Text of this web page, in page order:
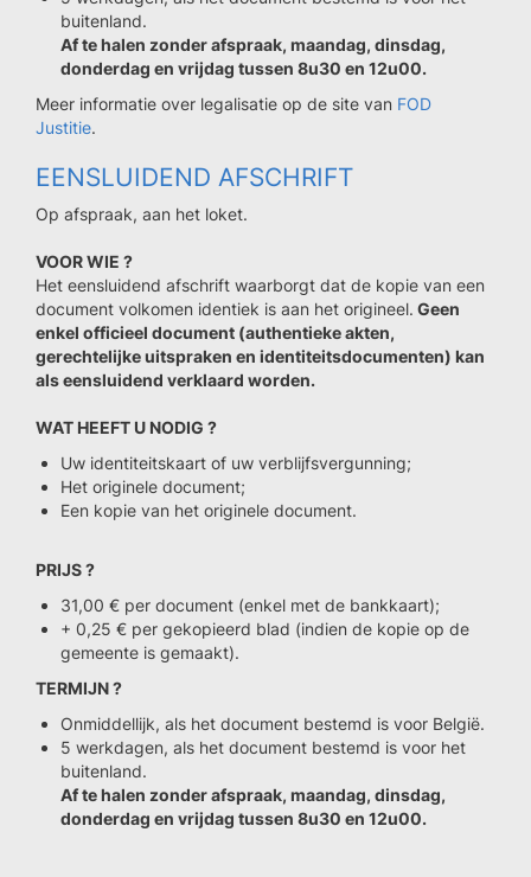
buitenland.
Af te halen zonder afspraak, maandag, dinsdag,
donderdag en vrijdag tussen 8u30 en 12u00.
Meer informatie over legalisatie op de site van FOD
Justitie.
EENSLUIDEND AFSCHRIFT
Op afspraak, aan het loket.
VOOR WIE ?
Het eensluidend afschrift waarborgt dat de kopie van een
document volkomen identiek is aan het origineel. Geen
enkel officieel document (authentieke akten,
gerechtelijke uitspraken en identiteitsdocumenten) kan
als eensluidend verklaard worden.
WAT HEEFT U NODIG ?
Uw identiteitskaart of uw verblijfsvergunning;
Het originele document;
Een kopie van het originele document.
PRIJS ?
31,00 € per document (enkel met de bankkaart);
+ 0,25 € per gekopieerd blad (indien de kopie op de
gemeente is gemaakt).
TERMIJN ?
Onmiddellijk, als het document bestemd is voor België.
5 werkdagen, als het document bestemd is voor het
buitenland.
Af te halen zonder afspraak, maandag, dinsdag,
donderdag en vrijdag tussen 8u30 en 12u00.